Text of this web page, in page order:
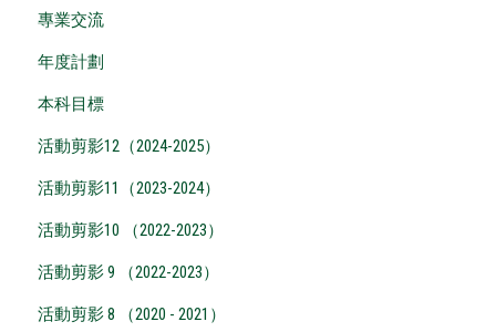
專業交流
年度計劃
本科目標
活動剪影12（2024-2025）
活動剪影11（2023-2024）
活動剪影10 （2022-2023）
活動剪影 9 （2022-2023）
活動剪影 8 （2020 - 2021）